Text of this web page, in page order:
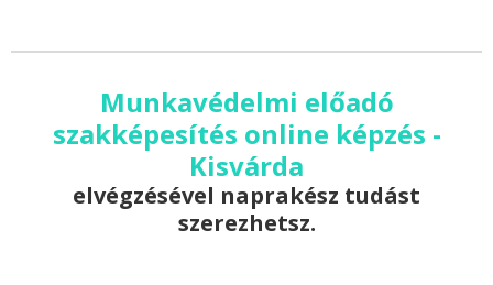
Munkavédelmi előadó
szakképesítés online képzés -
Kisvárda
elvégzésével naprakész tudást
szerezhetsz.